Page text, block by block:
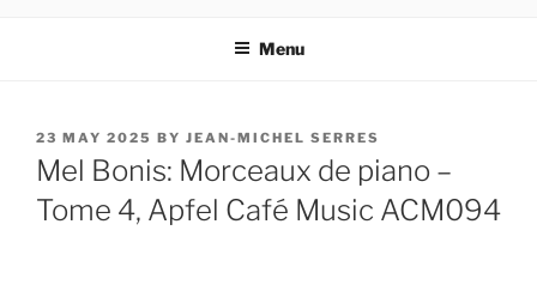
Menu
POSTED
ON
23 MAY 2025 BY JEAN-MICHEL SERRES
Mel Bonis: Morceaux de piano –
Tome 4, Apfel Café Music ACM094